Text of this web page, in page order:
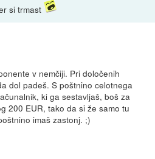
si trmast
v nemčiji. Pri določenih
dol padeš. S poštnino celotnega
ki ga sestavljaš, boš za
200 EUR, tako da si že samo tu
imaš zastonj. ;)